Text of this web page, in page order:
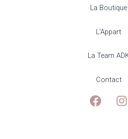
La Boutique
L'Appart
La Team
Contact